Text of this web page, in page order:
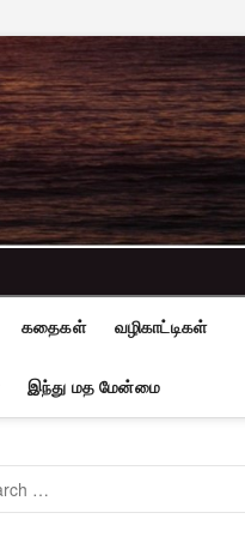
கதைகள் வழிகாட்டிகள்
இந்து மத மேன்மை